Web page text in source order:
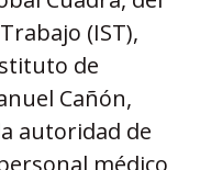
(IST),
de
Cañón,
autoridad de
médico